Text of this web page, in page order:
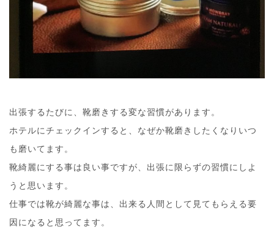
出張するたびに、靴磨きする変な習慣があります。
ホテルにチェックインすると、なぜか靴磨きしたくなりいつ
も磨いてます。
靴綺麗にする事は良い事ですが、出張に限らずの習慣にしよ
うと思います。
仕事では靴が綺麗な事は、出来る人間として見てもらえる要
因になると思ってます。